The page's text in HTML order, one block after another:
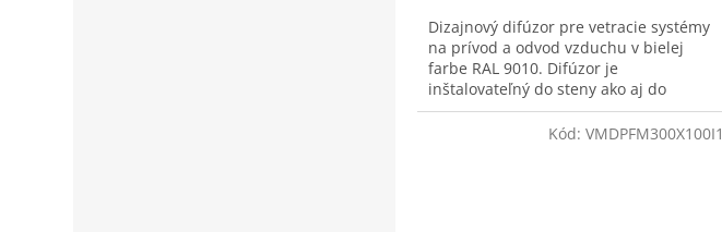
Dizajnový difúzor pre vetracie systémy
na prívod a odvod vzduchu v bielej
farbe RAL 9010. Difúzor je
inštalovateľný do steny ako aj do
podhľadu, kde vytvorí s daným...
Kód: VMDPFM300X100I1